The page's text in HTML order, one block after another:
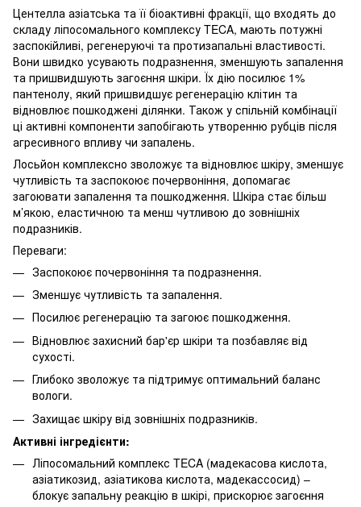
Центелла азіатська та її біоактивні фракції, що входять до
складу ліпосомального комплексу TECA, мають потужні
заспокійливі, регенеруючі та протизапальні властивості.
Вони швидко усувають подразнення, зменшують запалення
та пришвидшують загоєння шкіри. Їх дію посилює 1%
пантенолу, який пришвидшує регенерацію клітин та
відновлює пошкоджені ділянки. Також у спільній комбінації
ці активні компоненти запобігають утворенню рубців після
агресивного впливу чи запалень.
Лосьйон комплексно зволожує та відновлює шкіру, зменшує
чутливість та заспокоює почервоніння, допомагає
загоювати запалення та пошкодження. Шкіра стає більш
м’якою, еластичною та менш чутливою до зовнішніх
подразників.
Переваги:
Заспокоює почервоніння та подразнення.
Зменшує чутливість та запалення.
Посилює регенерацію та загоює пошкодження.
Відновлює захисний бар'єр шкіри та позбавляє від
сухості.
Глибоко зволожує та підтримує оптимальний баланс
вологи.
Захищає шкіру від зовнішніх подразників.
Активні інгредієнти:
Ліпосомальний комплекс TECA (мадекасова кислота,
азіатикозид, азіатикова кислота, мадекассосид) –
блокує запальну реакцію в шкірі, прискорює загоєння